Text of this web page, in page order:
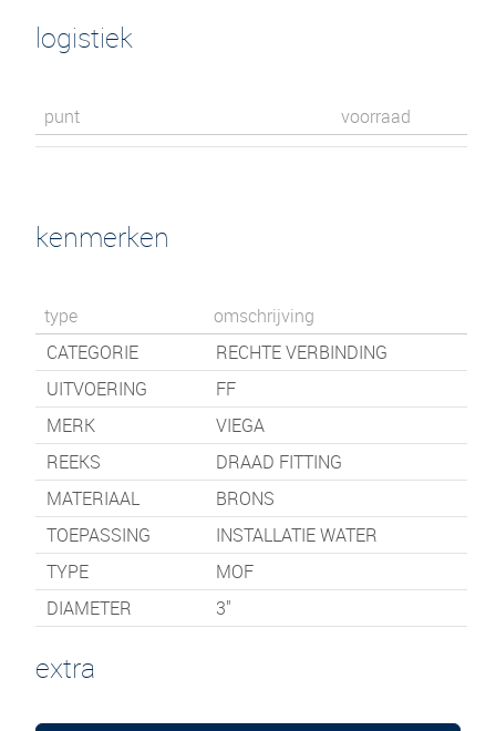
logistiek
punt voorraad
kenmerken
type
omschrijving
CATEGORIE
RECHTE VERBINDING
UITVOERING
FF
MERK
VIEGA
REEKS
DRAAD FITTING
MATERIAAL
BRONS
TOEPASSING
INSTALLATIE WATER
TYPE
MOF
DIAMETER
3"
extra